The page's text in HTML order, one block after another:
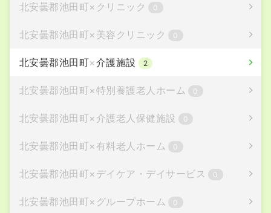
北安曇郡池田町× クリニック 0
北安曇郡池田町× 美容クリニック 0
北安曇郡池田町×介護施設 2
北安曇郡池田町×特別養護老人ホーム 0
北安曇郡池田町× 介護老人保健施設 0
北安曇郡池田町× 有料老人ホーム 0
北安曇郡池田町× デイケア・デイサービス 0
北安曇郡池田町× グループホーム 0